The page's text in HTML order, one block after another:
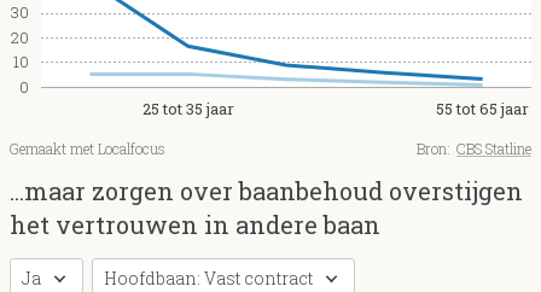
55 tot 65 jaar
25 tot 35 jaar
0
10
20
30
Bron: CBS Statline
Gemaakt met Localfocus
Ja Hoofdbaan: Vast contract
...maar zorgen over baanbehoud overstijgen
het vertrouwen in andere baan